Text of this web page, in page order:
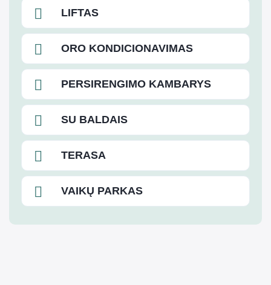
LIFTAS
ORO KONDICIONAVIMAS
PERSIRENGIMO KAMBARYS
SU BALDAIS
TERASA
VAIKŲ PARKAS